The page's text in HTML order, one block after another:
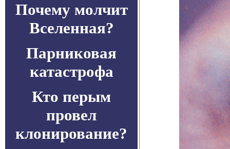
Почему молчит
Вселенная?
Парниковая
катастрофа
Кто перым
провел
клонирование?